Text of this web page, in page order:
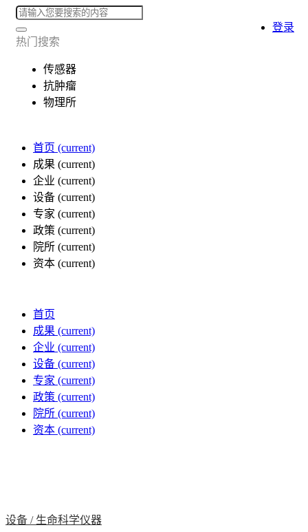
热门搜索
传感器
抗肿瘤
物理所
首页 (current)
成果 (current)
企业 (current)
设备 (current)
专家 (current)
政策 (current)
院所 (current)
资本 (current)
登录
首页
成果 (current)
企业 (current)
设备 (current)
专家 (current)
政策 (current)
院所 (current)
资本 (current)
设备 / 生命科学仪器